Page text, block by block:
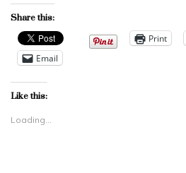
Share this:
Print
Email
Like this:
Loading...